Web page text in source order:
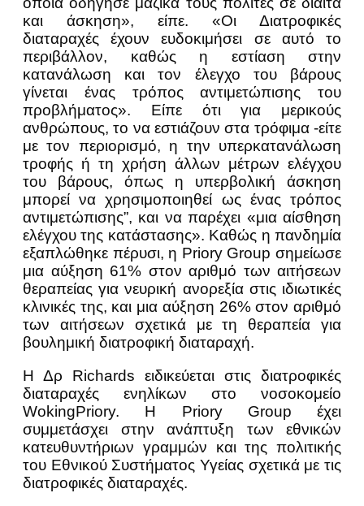
και άσκηση», είπε. «Οι Διατροφικές
διαταραχές έχουν ευδοκιμήσει σε αυτό το
περιβάλλον, καθώς η εστίαση στην
κατανάλωση και τον έλεγχο του βάρους
γίνεται ένας τρόπος αντιμετώπισης του
προβλήματος». Είπε ότι για μερικούς
ανθρώπους, το να εστιάζουν στα τρόφιμα -είτε
με τον περιορισμό, η την υπερκατανάλωση
τροφής ή τη χρήση άλλων μέτρων ελέγχου
του βάρους, όπως η υπερβολική άσκηση
μπορεί να χρησιμοποιηθεί ως ένας τρόπος
αντιμετώπισης”, και να παρέχει «μια αίσθηση
ελέγχου της κατάστασης». Καθώς η πανδημία
εξαπλώθηκε πέρυσι, η Priory Group σημείωσε
μια αύξηση 61% στον αριθμό των αιτήσεων
θεραπείας για νευρική ανορεξία στις ιδιωτικές
κλινικές της, και μια αύξηση 26% στον αριθμό
των αιτήσεων σχετικά με τη θεραπεία για
βουλημική διατροφική διαταραχή.
Η Δρ Richards ειδικεύεται στις διατροφικές
διαταραχές ενηλίκων στο νοσοκομείο
WokingPriory. Η Priory Group έχει
συμμετάσχει στην ανάπτυξη των εθνικών
κατευθυντήριων γραμμών και της πολιτικής
του Εθνικού Συστήματος Υγείας σχετικά με τις
διατροφικές διαταραχές.